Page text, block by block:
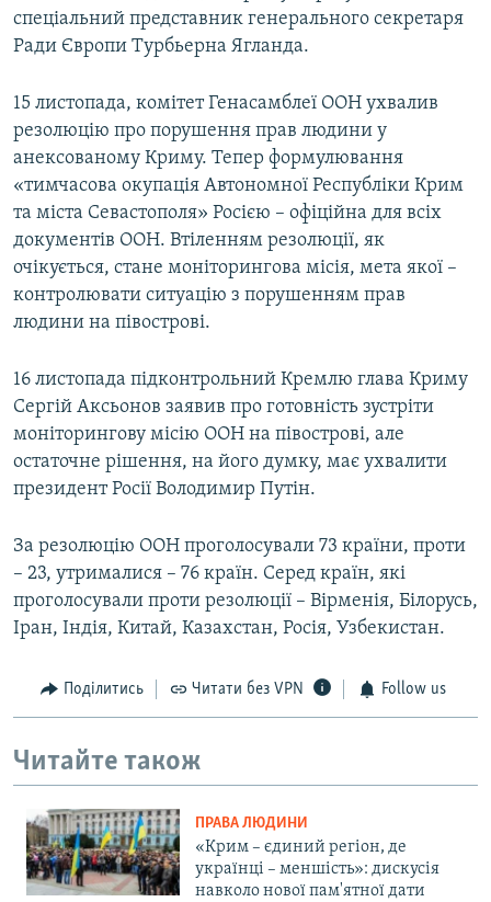
спеціальний представник генерального секретаря
Ради Європи Турбьерна Ягланда.
15 листопада, комітет Генасамблеї ООН ухвалив
резолюцію про порушення прав людини у
анексованому Криму. Тепер формулювання
«тимчасова окупація Автономної Республіки Крим
та міста Севастополя» Росією – офіційна для всіх
документів ООН. Втіленням резолюції, як
очікується, стане моніторингова місія, мета якої –
контролювати ситуацію з порушенням прав
людини на півострові.
16 листопада підконтрольний Кремлю глава Криму
Сергій Аксьонов заявив про готовність зустріти
моніторингову місію ООН на півострові, але
остаточне рішення, на його думку, має ухвалити
президент Росії Володимир Путін.
За резолюцію ООН проголосували 73 країни, проти
– 23, утрималися – 76 країн. Серед країн, які
проголосували проти резолюції – Вірменія, Білорусь,
Іран, Індія, Китай, Казахстан, Росія, Узбекистан.
Поділитись Читати без VPN Follow us
Читайте також
ПРАВА ЛЮДИНИ
«Крим – єдиний регіон, де
українці – меншість»: дискусія
навколо нової пам'ятної дати